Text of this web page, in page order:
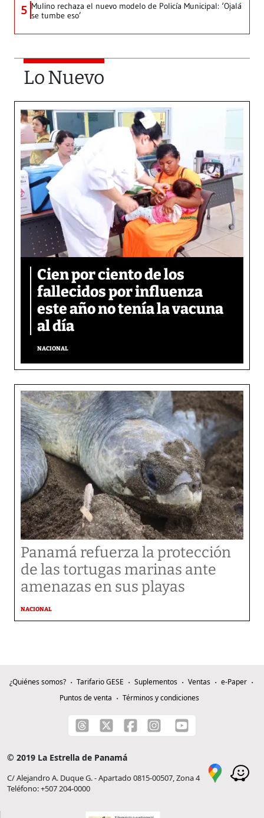
5 Mulino rechaza el nuevo modelo de Policía Municipal: ‘Ojalá
se tumbe eso’
Lo Nuevo
Cien por ciento de los
fallecidos por influenza
este año no tenía la vacuna
al día
NACIONAL
Panamá refuerza la protección
de las tortugas marinas ante
amenazas en sus playas
NACIONAL
¿Quiénes somos? Tarifario GESE Suplementos Ventas
e-Paper
Puntos de venta
Términos y condiciones
© 2019 La Estrella de Panamá
C/ Alejandro A. Duque G. - Apartado 0815-00507, Zona 4
Teléfono: +507 204-0000